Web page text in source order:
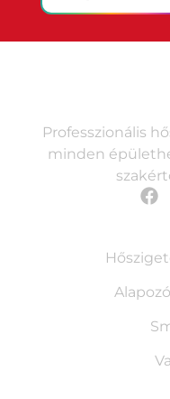
Professzionális
minden